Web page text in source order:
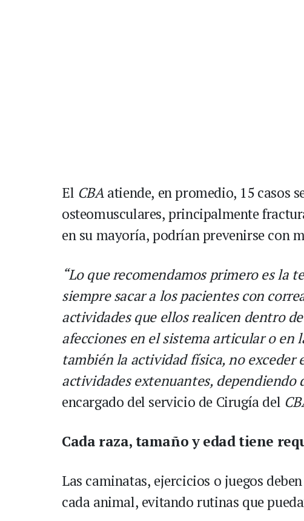
El CBAatiende, en promedio, 15 casos
osteomusculares, principalmente
en su mayoría, podrían prevenirse con
“Lo que recomendamos primero es la
siempre sacar a los pacientes con
actividades que ellos realicen dentro
afecciones en el sistema articular o en
también la actividad física, no exceder
actividades extenuantes, dependiendo
encargado del servicio de Cirugía del
Cada raza, tamaño y edad tiene
Las caminatas, ejercicios o juegos
cada animal, evitando rutinas que